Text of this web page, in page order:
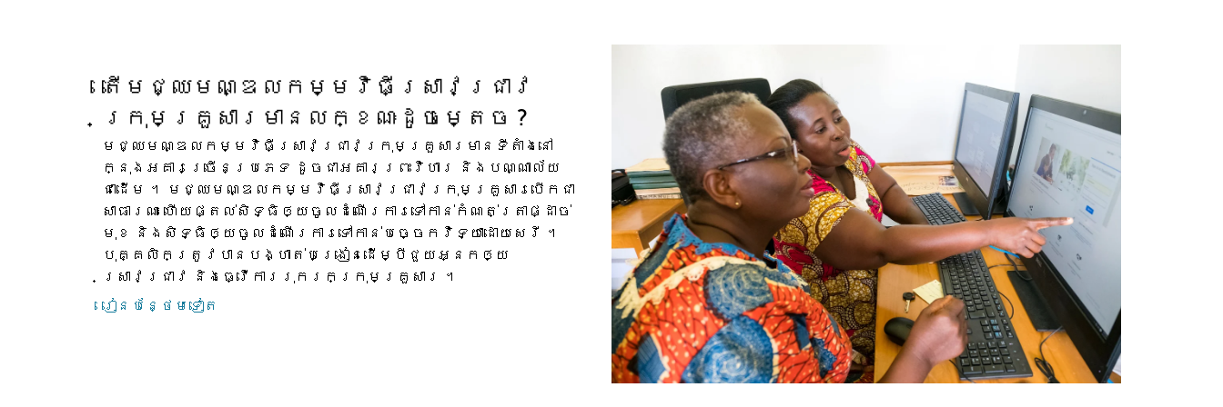
តើ​មជ្ឈមណ្ឌល​កម្មវិធី​ស្រាវជ្រាវ​
ក្រុមគ្រួសារ​មាន​លក្ខណៈ​ដូចម្តេច ?
មជ្ឈមណ្ឌល​កម្មវិធី​ស្រាវជ្រាវ​ក្រុមគ្រួសារ​មាន​ទីតាំង​នៅ
ក្នុង​អគារ​ច្រើន​ប្រភេទ ដូចជា​អគារ​ព្រះវិហារ និង​បណ្ណាល័យ​
ជាដើម ។ មជ្ឈមណ្ឌល​កម្មវិធី​ស្រាវជ្រាវ​ក្រុមគ្រួសារ​បើក​ជា​
សាធារណៈ ហើយ​ផ្តល់​សិទ្ធិ​ឲ្យ​ចូល​ដំណើរការ​ទៅកាន់​កំណត់ត្រា​ផ្ដាច់
មុខ និង​សិទ្ធិ​ឲ្យ​ចូល​ដំណើរការ​ទៅ​កាន់​បច្ចេកវិទ្យា​ដោយសេរី ។
បុគ្គលិក​ត្រូវ​បាន​បង្ហាត់​បង្រៀន​ដើម្បី​ជួយ​អ្នក​ឲ្យ​
ស្រាវជ្រាវ និង​ធ្វើការ​រុករក​ក្រុមគ្រួសារ ។
រៀន​បន្ថែម​ទៀត